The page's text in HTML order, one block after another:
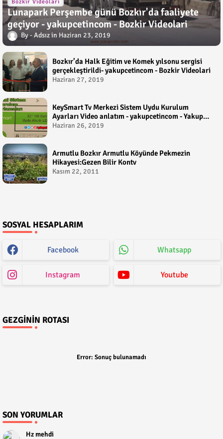
Bozkır Videoları
Lunapark Perşembe günü Bozkır'da faaliyete
geçiyor - yakupcetincom - Bozkir Videolari
Adsız Haziran 23, 2019
Bozkır’da Halk Eğitim ve Komek yılsonu sergisi
gerçekleştirildi- yakupcetincom - Bozkir Videolari
Haziran 27, 2019
KeySmart Tv Merkezi Sistem Uydu Kurulum
Ayarları Video anlatım - yakupcetincom - Yakup
Çetin
Haziran 26, 2019
Armutlu Bozkır Armutlu Köyünde Pekmezin
Hikayesi:Gezen Bilir Kontv
Kasım 22, 2011
SOSYAL HESAPLARIM
Facebook Whatsapp
Instagram Youtube
GEZGININ ROTASI
Error: Sonuç bulunamadı
SON YORUMLAR
Hz mehdi